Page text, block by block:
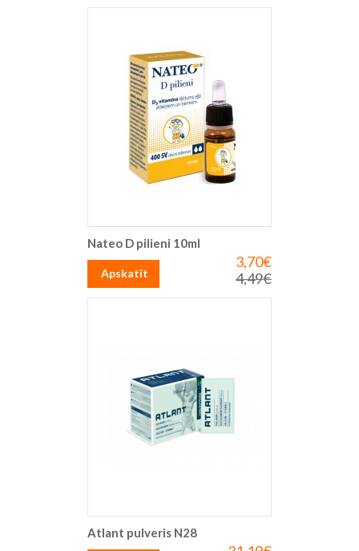
Nateo D pilieni 10ml
Īpaša
cena
3,70€
Parastā
cena
4,49€
Apskatīt
Atlant pulveris N28